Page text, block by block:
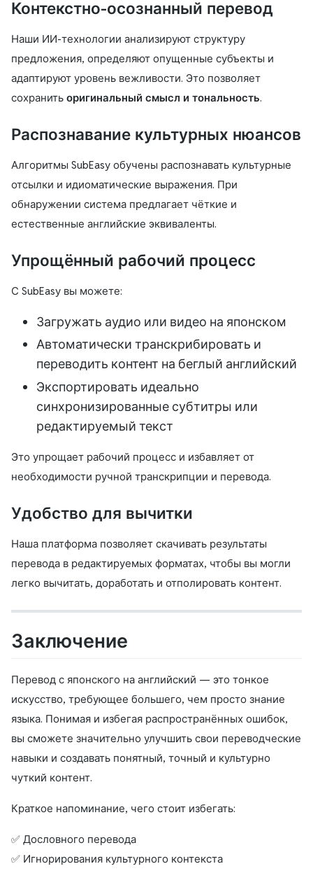
Контекстно-осознанный перевод
Наши ИИ-технологии анализируют структуру
предложения, определяют опущенные субъекты и
адаптируют уровень вежливости. Это позволяет
сохранить оригинальный смысл и тональность.
Распознавание культурных нюансов
Алгоритмы SubEasy обучены распознавать культурные
отсылки и идиоматические выражения. При
обнаружении система предлагает чёткие и
естественные английские эквиваленты.
Упрощённый рабочий процесс
С SubEasy вы можете:
Загружать аудио или видео на японском
Автоматически транскрибировать и
переводить контент на беглый английский
Экспортировать идеально
синхронизированные субтитры или
редактируемый текст
Это упрощает рабочий процесс и избавляет от
необходимости ручной транскрипции и перевода.
Удобство для вычитки
Наша платформа позволяет скачивать результаты
перевода в редактируемых форматах, чтобы вы могли
легко вычитать, доработать и отполировать контент.
Заключение
Перевод с японского на английский — это тонкое
искусство, требующее большего, чем просто знание
языка. Понимая и избегая распространённых ошибок,
вы сможете значительно улучшить свои переводческие
навыки и создавать понятный, точный и культурно
чуткий контент.
Краткое напоминание, чего стоит избегать:
✅ Дословного перевода
✅ Игнорирования культурного контекста